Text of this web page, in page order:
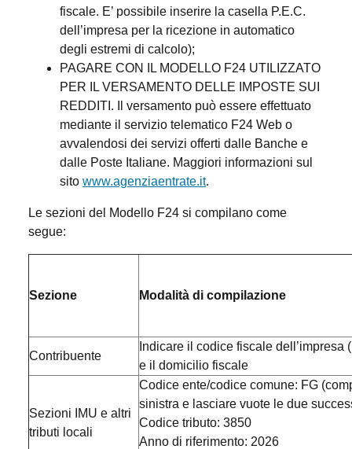
fiscale. E’ possibile inserire la casella P.E.C.
dell’impresa per la ricezione in automatico
degli estremi di calcolo);
PAGARE CON IL MODELLO F24 UTILIZZATO
PER IL VERSAMENTO DELLE IMPOSTE SUI
REDDITI. Il versamento può essere effettuato
mediante il servizio telematico F24 Web o
avvalendosi dei servizi offerti dalle Banche e
dalle Poste Italiane. Maggiori informazioni sul
sito www.agenziaentrate.it.
Le sezioni del Modello F24 si compilano come
segue:
Sezione Modalità di compilazione
Contribuente
Indicare il codice fiscale
e il domicilio fiscale
Sezioni IMU e altri
tributi locali
Codice ente/codice comune: FG
sinistra e lasciare vuote le due
Codice tributo: 3850
Anno di riferimento: 2026